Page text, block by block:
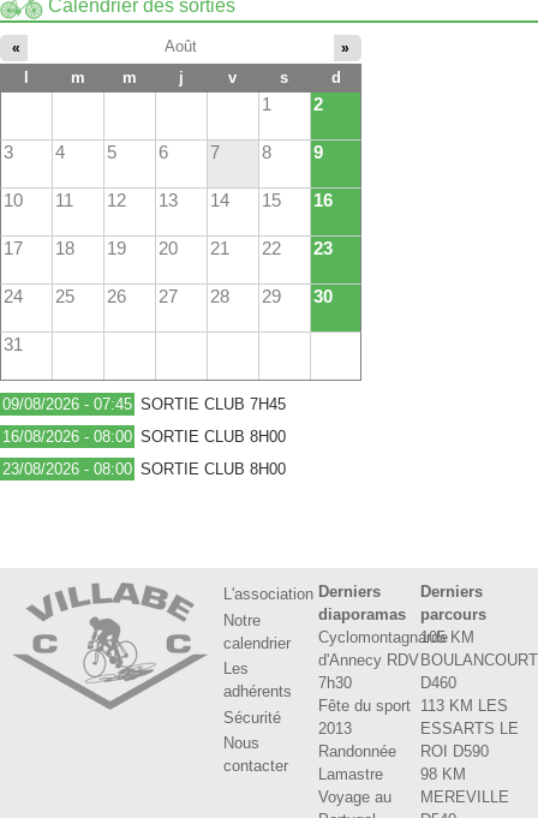
Calendrier des sorties
Août
« »
l m m j v s d
1 2
3 4 5 6 7 8 9
10 11 12 13 14 15 16
17 18 19 20 21 22 23
24 25 26 27 28 29 30
31
09/08/2026 - 07:45 SORTIE CLUB 7H45
16/08/2026 - 08:00 SORTIE CLUB 8H00
23/08/2026 - 08:00 SORTIE CLUB 8H00
L'association
Notre
calendrier
Les
adhérents
Sécurité
Nous
contacter
Derniers
diaporamas
Cyclomontagnarde
d'Annecy RDV
7h30
Fête du sport
2013
Randonnée
Lamastre
Voyage au
Derniers
parcours
105 KM
BOULANCOURT
D460
113 KM LES
ESSARTS LE
ROI D590
98 KM
MEREVILLE